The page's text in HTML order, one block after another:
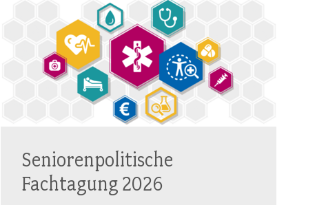
Seniorenpolitische
Fachtagung 2026